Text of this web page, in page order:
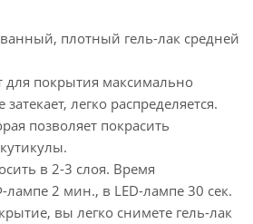
плотный гель-лак средней
для покрытия максимально
легко распределяется.
позволяет покрасить
в 2-3 слоя. Время
2 мин., в LED-лампе 30 сек.
вы легко снимете гель-лак